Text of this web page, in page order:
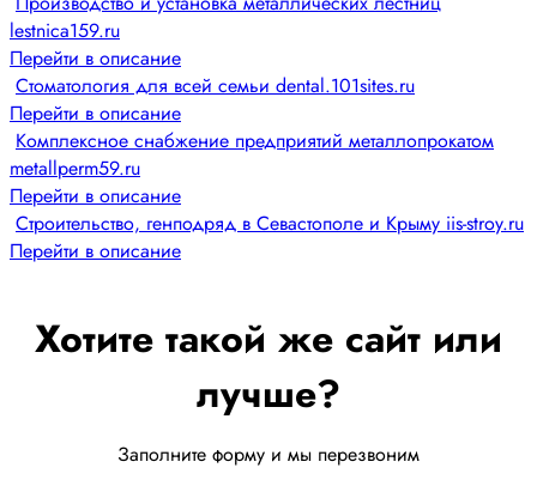
lestnica159.ru
Перейти в описание
Стоматология для всей семьи dental.101sites.ru
Перейти в описание
Комплексное снабжение предприятий металлопрокатом
metallperm59.ru
Перейти в описание
Строительство, генподряд в Севастополе и Крыму iis-stroy.ru
Перейти в описание
Хотите такой же сайт или
лучше?
Заполните форму и мы перезвоним